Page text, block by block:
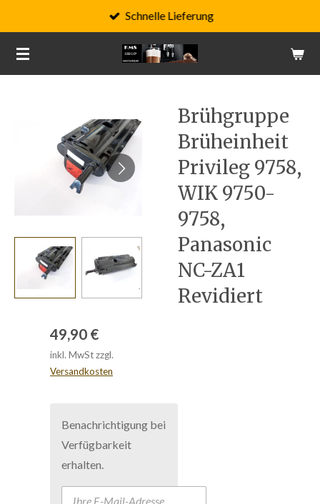
Hauptinhalt
springen
Schnelle Lieferung
Brühgruppe
Brüheinheit
Privileg 9758,
WIK 9750-
9758,
Panasonic
NC-ZA1
Revidiert
49,90 €
inkl. MwSt zzgl.
Versandkosten
Benachrichtigung bei
Verfügbarkeit
erhalten.